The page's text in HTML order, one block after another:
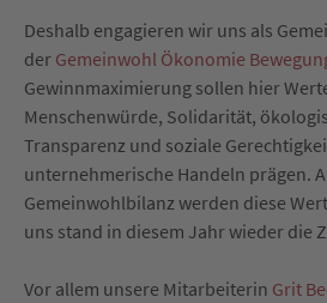
Deshalb engagieren wir uns als
der Gemeinwohl Ökonomie
Gewinnmaximierung sollen hier
Menschenwürde, Solidarität,
Transparenz und soziale
unternehmerische Handeln prägen.
Gemeinwohlbilanz werden diese
uns stand in diesem Jahr wieder die
Vor allem unsere Mitarbeiterin Grit